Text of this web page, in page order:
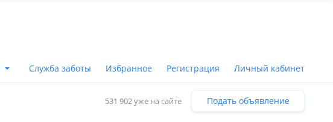
Служба заботы Избранное Регистрация Личный кабинет
531 902 уже на сайте Подать объявление